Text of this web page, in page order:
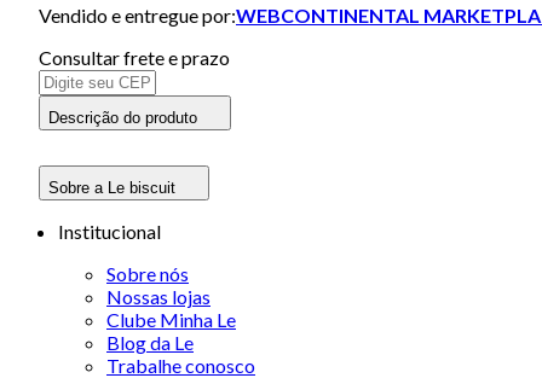
Vendido e entregue por:WEBCONTINENTAL
Consultar frete e prazo
Descrição do produto
Sobre a Le biscuit
Institucional
Sobre nós
Nossas lojas
Clube Minha Le
Blog da Le
Trabalhe conosco